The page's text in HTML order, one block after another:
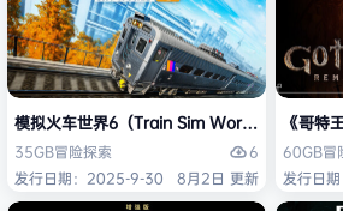
模拟火车世界6（Train Sim World 6）免安装
35GB冒险探索
6
发行日期：2025-9-30
8月2日 更新
《哥特
60GB冒
发行日